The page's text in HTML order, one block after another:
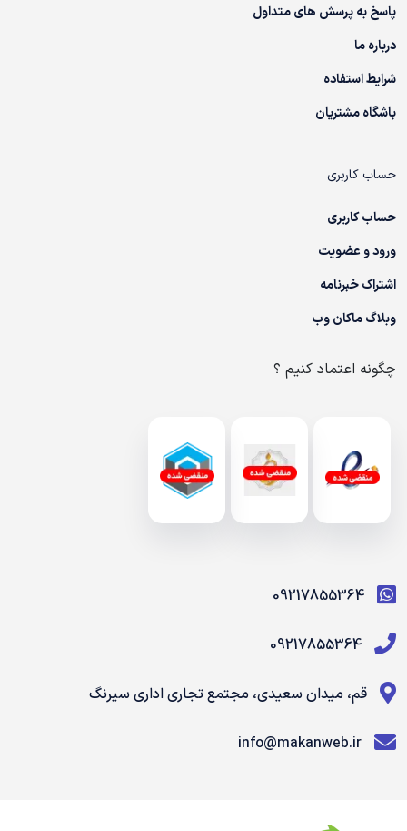
پاسخ به پرسش های متداول
درباره ما
شرایط استفاده
باشگاه مشتریان
حساب کاربری
حساب کاربری
ورود و عضویت
اشتراک خبرنامه
وبلاگ ماکان وب
چگونه اعتماد کنیم ؟
09217855364
09217855364
قم، میدان سعیدی، مجتمع تجاری اداری سیرنگ
info@makanweb.ir